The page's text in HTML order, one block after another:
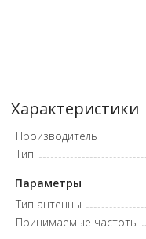
Характеристики
Производитель
Тип
Параметры
Тип антенны
Принимаемые частоты